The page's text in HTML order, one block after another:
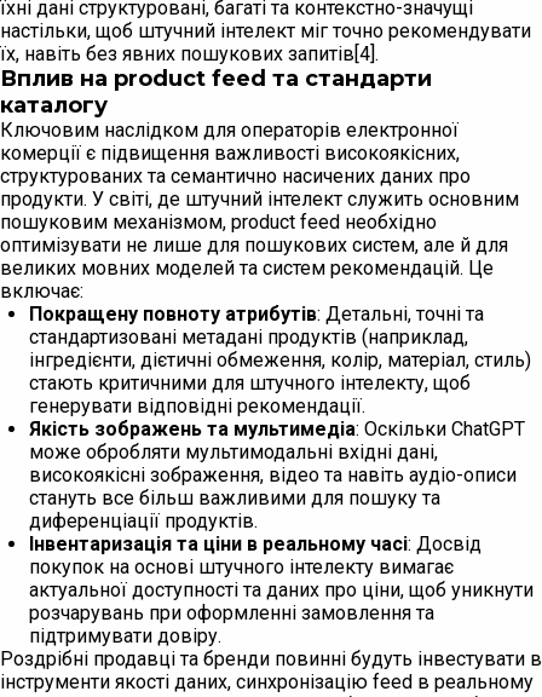
їхні дані структуровані, багаті та контекстно-значущі
настільки, щоб штучний інтелект міг точно рекомендувати
їх, навіть без явних пошукових запитів[4].
Вплив на product feed та стандарти
каталогу
Ключовим наслідком для операторів електронної
комерції є підвищення важливості високоякісних,
структурованих та семантично насичених даних про
продукти. У світі, де штучний інтелект служить основним
пошуковим механізмом, product feed необхідно
оптимізувати не лише для пошукових систем, але й для
великих мовних моделей та систем рекомендацій. Це
включає:
Покращену повноту атрибутів: Детальні, точні та
стандартизовані метадані продуктів (наприклад,
інгредієнти, дієтичні обмеження, колір, матеріал, стиль)
стають критичними для штучного інтелекту, щоб
генерувати відповідні рекомендації.
Якість зображень та мультимедіа: Оскільки ChatGPT
може обробляти мультимодальні вхідні дані,
високоякісні зображення, відео та навіть аудіо-описи
стануть все більш важливими для пошуку та
диференціації продуктів.
Інвентаризація та ціни в реальному часі: Досвід
покупок на основі штучного інтелекту вимагає
актуальної доступності та даних про ціни, щоб уникнути
розчарувань при оформленні замовлення та
підтримувати довіру.
Роздрібні продавці та бренди повинні будуть інвестувати в
інструменти якості даних, синхронізацію feed в реальному